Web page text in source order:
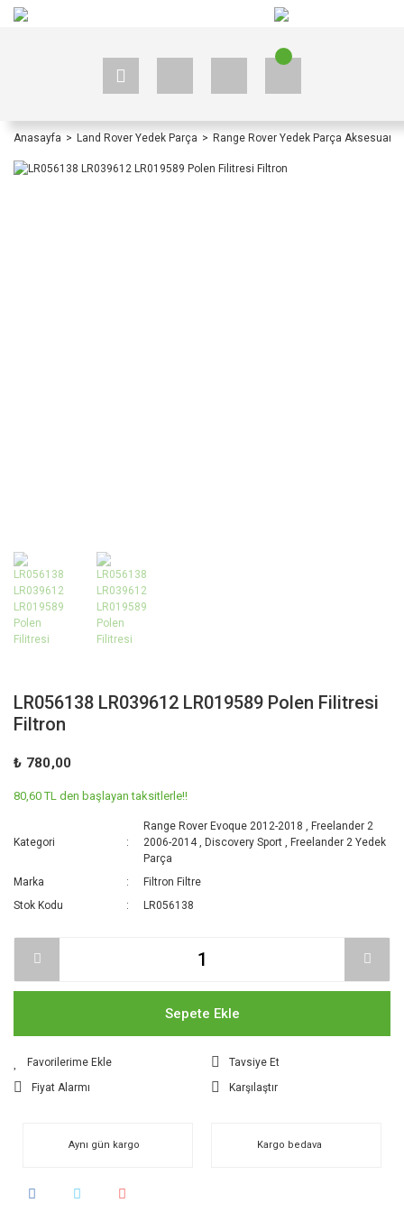
Anasayfa Land Rover Yedek Parça Range Rover Yedek Parça Aksesuar
LR056138 LR039612 LR019589 Polen Filitresi
Filtron
₺ 780,00
80,60 TL den başlayan taksitlerle!!
Kategori
Range Rover Evoque 2012-2018 ,Freelander 2
2006-2014
,Discovery Sport ,Freelander 2 Yedek
Parça
Marka
Filtron Filtre
Stok Kodu
LR056138
Sepete Ekle
Tavsiye Et
Fiyat Alarmı
Karşılaştır
Aynı gün kargo Kargo bedava